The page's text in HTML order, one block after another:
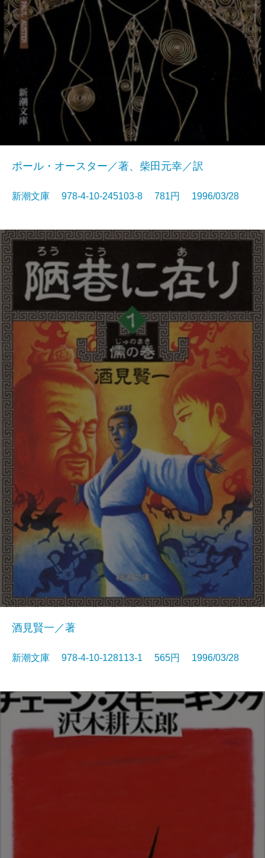
ポール・オースター／著、柴田元幸／訳
新潮文庫 978-4-10-245103-8 781円 1996/03/28
酒見賢一／著
新潮文庫 978-4-10-128113-1 565円 1996/03/28